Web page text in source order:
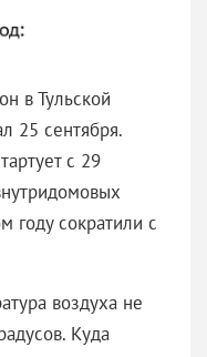
в Тульской
25 сентября.
с 29
году сократили с
воздуха не
Куда